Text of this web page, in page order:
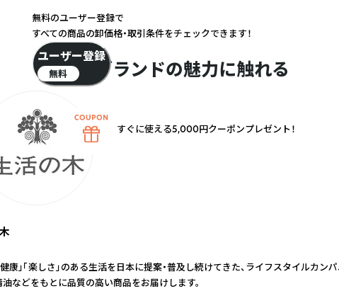
ブランドの魅力に触れる
健康」「楽しさ」のある生活を日本に提案・普及し続けてきた、ライフスタイルカン
油などをもとに品質の高い商品をお届けします。
無料のユーザー登録で
すべての商品の卸価格・取引条件をチェックできます！
ユーザー登録
無料
すぐに使える5,000円クーポンプレゼント！